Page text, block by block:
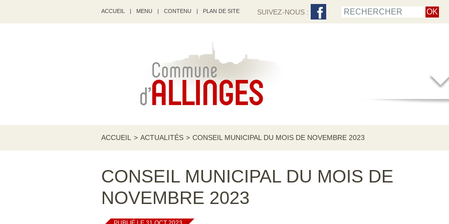
ACCUEIL | MENU | CONTENU | PLAN DE SITE SUIVEZ-NOUS :
ACCUEIL > ACTUALITÉS > CONSEIL MUNICIPAL DU MOIS DE NOVEMBRE 2023
CONSEIL MUNICIPAL DU MOIS DE
NOVEMBRE 2023